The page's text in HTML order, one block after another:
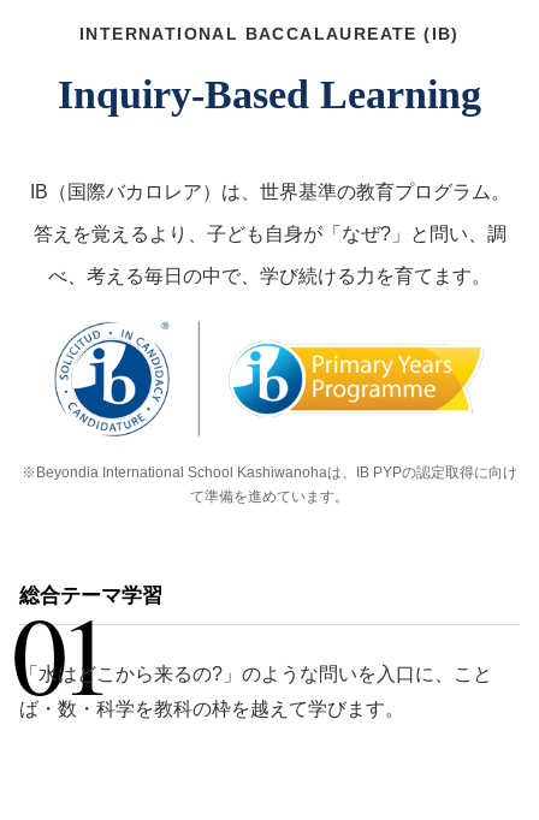
INTERNATIONAL BACCALAUREATE (IB)
Inquiry-Based Learning
IB（国際バカロレア）は、世界基準の教育プログラム。
答えを覚えるより、子ども自身が「なぜ?」と問い、調
べ、考える毎日の中で、学び続ける力を育てます。
※Beyondia International School Kashiwanohaは、IB PYPの認定取得に向け
て準備を進めています。
01
総合テーマ学習
「水はどこから来るの?」のような問いを入口に、こと
ば・数・科学を教科の枠を越えて学びます。